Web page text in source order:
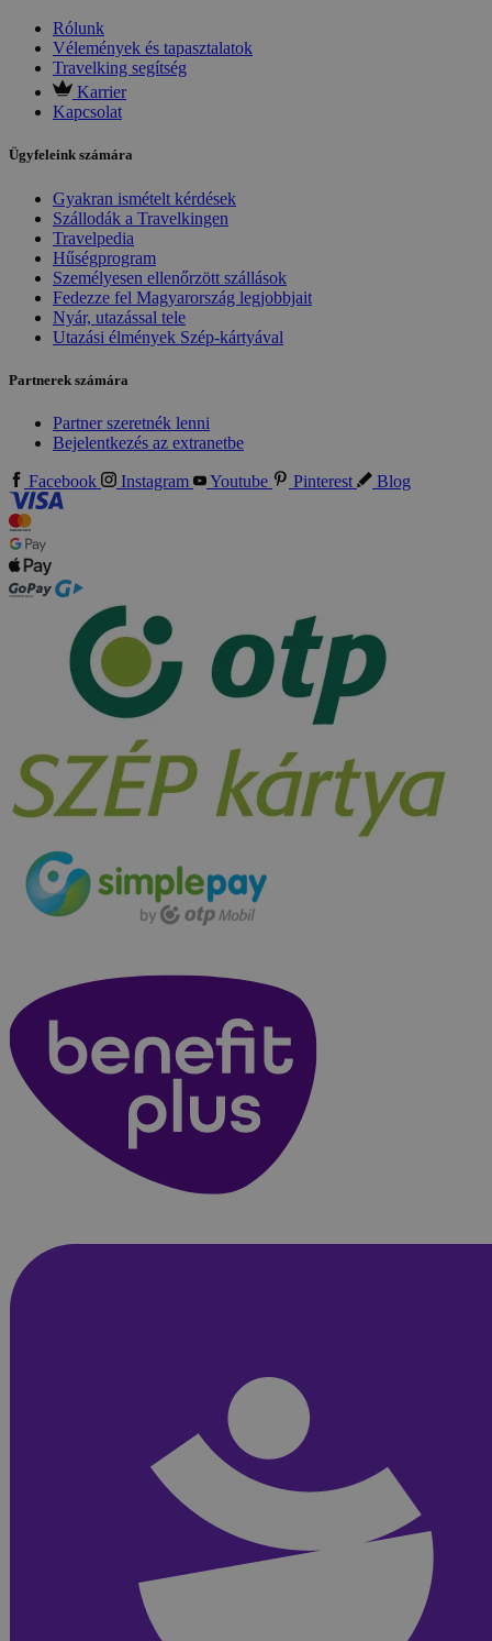
Rólunk
Vélemények és tapasztalatok
Travelking segítség
Karrier
Kapcsolat
Ügyfeleink számára
Gyakran ismételt kérdések
Szállodák a Travelkingen
Travelpedia
Hűségprogram
Személyesen ellenőrzött szállások
Fedezze fel Magyarország legjobbjait
Nyár, utazással tele
Utazási élmények Szép-kártyával
Partnerek számára
Partner szeretnék lenni
Bejelentkezés az extranetbe
Facebook Instagram Youtube Pinterest Blog